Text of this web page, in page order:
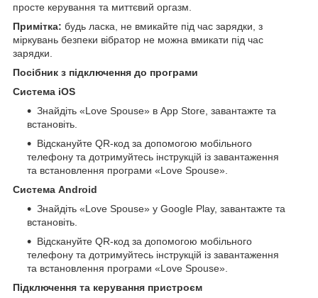
просте керування та миттєвий оргазм.
Примітка: будь ласка, не вмикайте під час зарядки, з
міркувань безпеки вібратор не можна вмикати під час
зарядки.
Посібник з підключення до програми
Система iOS
Знайдіть «Love Spouse» в App Store, завантажте та
встановіть.
Відскануйте QR-код за допомогою мобільного
телефону та дотримуйтесь інструкцій із завантаження
та встановлення програми «Love Spouse».
Система Android
Знайдіть «Love Spouse» у Google Play, завантажте та
встановіть.
Відскануйте QR-код за допомогою мобільного
телефону та дотримуйтесь інструкцій із завантаження
та встановлення програми «Love Spouse».
Підключення та керування пристроєм